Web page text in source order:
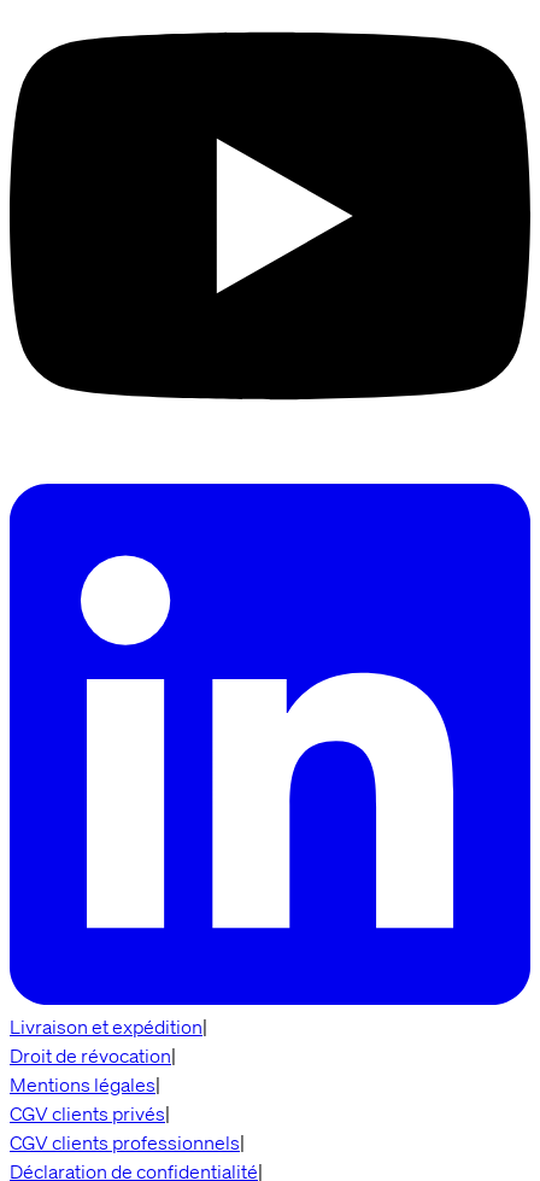
Livraison et expédition|
Droit de révocation|
Mentions légales|
CGV clients privés|
CGV clients professionnels|
Déclaration de confidentialité|